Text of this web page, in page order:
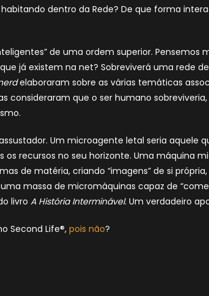
dentro da Rede? De que forma
de uma ordem superior. Pensemos
já existem na net? Sobreviverá uma rede
elaboraram sobre as várias temáticas
consideraram que o ser humano
Um microagente letal seria aquele
recursos no seu horizonte. Uma máquina
de matéria, criando “imagens” de si
massa de micromáquinas capaz de
livro A História Interminável. Um verdadeiro
Second Life®, pois não?